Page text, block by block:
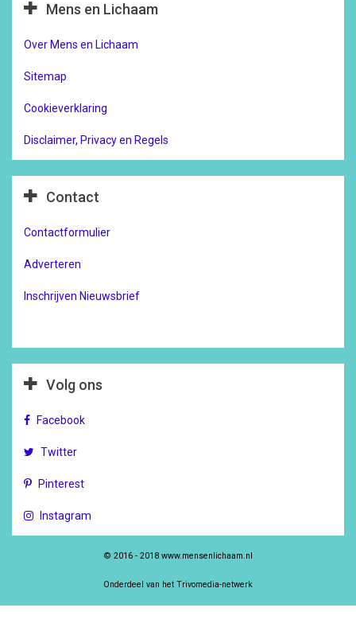
Mens en Lichaam
Over Mens en Lichaam
Sitemap
Cookieverklaring
Disclaimer, Privacy en Regels
Contact
Contactformulier
Adverteren
Inschrijven Nieuwsbrief
Volg ons
Facebook
Twitter
Pinterest
Instagram
© 2016 - 2018 www.mensenlichaam.nl
Onderdeel van het Trivomedia-netwerk